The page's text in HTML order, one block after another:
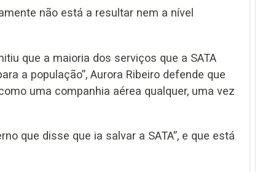
não está a resultar nem a nível
que a maioria dos serviços que a SATA
a população”, Aurora Ribeiro defende que
uma companhia aérea qualquer, uma vez
que disse que ia salvar a SATA”, e que está